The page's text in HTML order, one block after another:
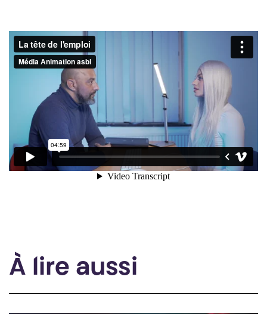
À lire aussi